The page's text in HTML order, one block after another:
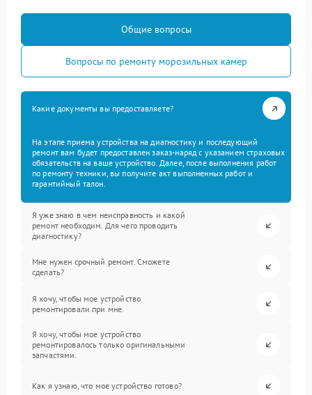
Общие вопросы
Вопросы по ремонту морозильных камер
Какие документы вы предоставляете?
На этапе приема устройства на диагностику и последующий
ремонт вам будет предоставлен заказ-наряд с указанием страховых
обязательств на ваше устройство. Далее, после выполнения работ
по ремонту техники, вы получите акт выполненных работ и
гарантийный талон.
Я уже знаю в чем неисправность и какой
ремонт необходим. Для чего проводить
диагностику?
Мне нужен срочный ремонт. Сможете
сделать?
Я хочу, чтобы мое устройство
ремонтировали при мне.
Я хочу, чтобы мое устройство
ремонтировалось только оригинальными
запчастями.
Как я узнаю, что мое устройство готово?